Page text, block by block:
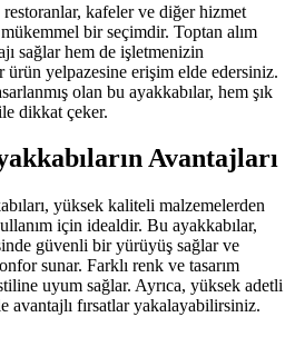
restoranlar, kafeler ve diğer hizmet
bir seçimdir. Toptan alım
sağlar hem de işletmenizin
yelpazesine erişim elde edersiniz.
olan bu ayakkabılar, hem şık
dikkat çeker.
Avantajları
yüksek kaliteli malzemelerden
için idealdir. Bu ayakkabılar,
güvenli bir yürüyüş sağlar ve
sunar. Farklı renk ve tasarım
uyum sağlar. Ayrıca, yüksek adetli
avantajlı fırsatlar yakalayabilirsiniz.